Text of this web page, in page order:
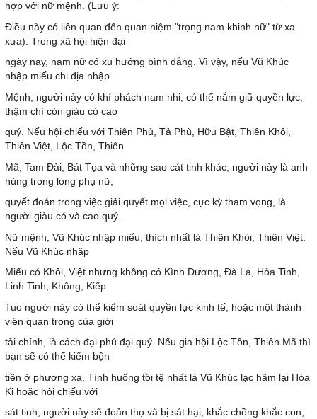
hợp với nữ mệnh. (Lưu ý:
Điều này có liên quan đến quan niệm "trọng nam khinh nữ" từ xa
xưa). Trong xã hội hiện đại
ngày nay, nam nữ có xu hướng bình đẳng. Vì vậy, nếu Vũ Khúc
nhập miếu chi địa nhập
Mệnh, người này có khí phách nam nhi, có thể nắm giữ quyền lực,
thậm chí còn giàu có cao
quý. Nếu hội chiếu với Thiên Phủ, Tả Phù, Hữu Bật, Thiên Khôi,
Thiên Việt, Lộc Tồn, Thiên
Mã, Tam Đài, Bát Tọa và những sao cát tinh khác, người này là anh
hùng trong lòng phụ nữ,
quyết đoán trong việc giải quyết mọi việc, cực kỳ tham vọng, là
người giàu có và cao quý.
Nữ mệnh, Vũ Khúc nhập miếu, thích nhất là Thiên Khôi, Thiên Việt.
Nếu Vũ Khúc nhập
Miếu có Khôi, Việt nhưng không có Kình Dương, Đà La, Hỏa Tinh,
Linh Tinh, Không, Kiếp
Tuo người này có thể kiểm soát quyền lực kinh tế, hoặc một thành
viên quan trọng của giới
tài chính, là cách đại phú đại quý. Nếu gia hội Lộc Tồn, Thiên Mã thì
bạn sẽ có thể kiếm bộn
tiền ở phương xa. Tình huống tồi tệ nhất là Vũ Khúc lạc hãm lại Hóa
Kị hoặc hội chiếu với
sát tinh, người này sẽ đoản thọ và bị sát hại, khắc chồng khắc con,